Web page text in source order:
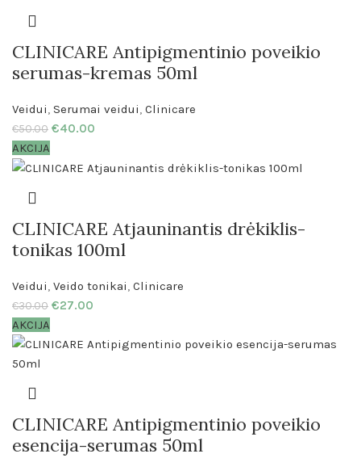
CLINICARE Antipigmentinio poveikio
serumas-kremas 50ml
Veidui, Serumai veidui, Clinicare
€50.00 €40.00
AKCIJA
CLINICARE Atjauninantis drėkiklis-
tonikas 100ml
Veidui, Veido tonikai, Clinicare
€30.00 €27.00
AKCIJA
CLINICARE Antipigmentinio poveikio
esencija-serumas 50ml